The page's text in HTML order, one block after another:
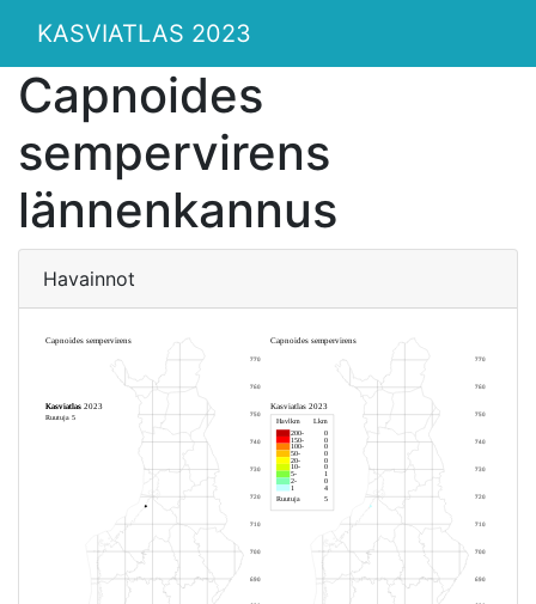
KASVIATLAS 2023
Capnoides
sempervirens
lännenkannus
Havainnot